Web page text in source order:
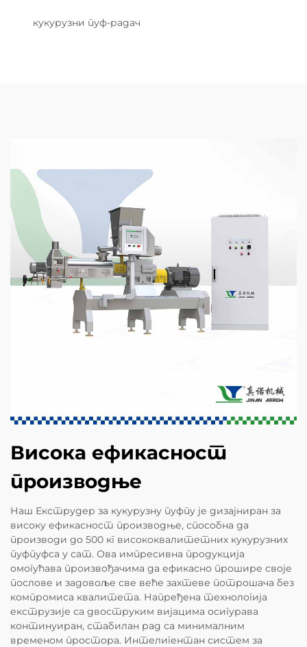
кукурузни пуф-радач
Висока ефикасност
производње
Наш Екструдер за кукурузну пуфпу је дизајниран за
високу ефикасност производње, способна да
производи до 500 кг висококвалитетних кукурузних
пуфпуфса у сат. Ова импресивна продукција
омогућава произвођачима да ефикасно прошире своје
послове и задовоље све веће захтеве потрошача без
компромиса квалитета. Напређена технологија
екструзије са двоструким вијацима осигурава
континуиран, стабилан рад са минималним
временом простора. Интелигентан систем за